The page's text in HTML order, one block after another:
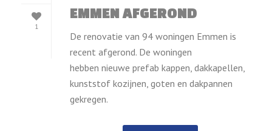
1
EMMEN AFGEROND
De renovatie van 94 woningen Emmen is
recent afgerond. De woningen
hebben nieuwe prefab kappen, dakkapellen,
kunststof kozijnen, goten en dakpannen
gekregen.